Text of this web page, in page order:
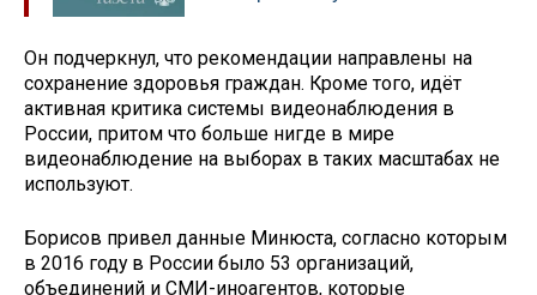
Он подчеркнул, что рекомендации направлены на
сохранение здоровья граждан. Кроме того, идёт
активная критика системы видеонаблюдения в
России, притом что больше нигде в мире
видеонаблюдение на выборах в таких масштабах не
используют.
Борисов привел данные Минюста, согласно которым
в 2016 году в России было 53 организаций,
объединений и СМИ-иноагентов, которые